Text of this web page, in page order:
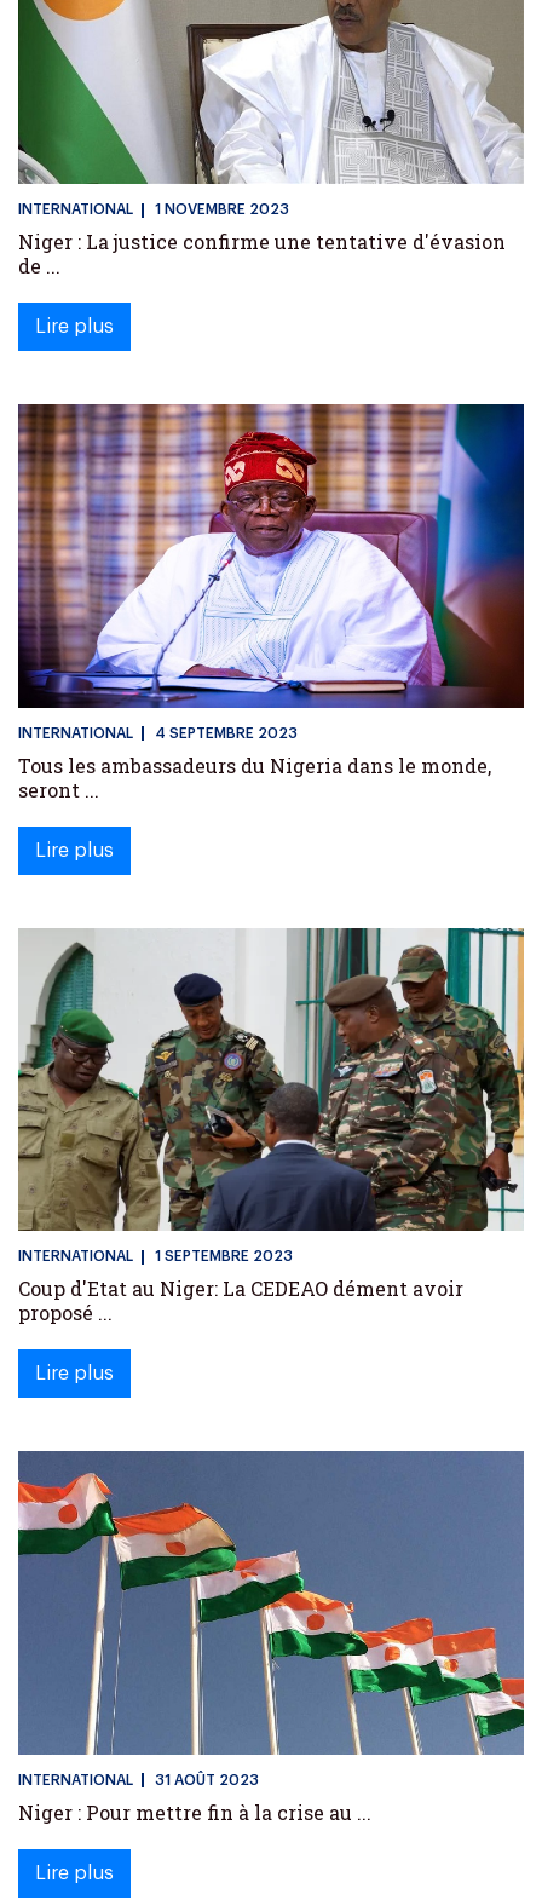
INTERNATIONAL 1 NOVEMBRE 2023
Niger : La justice confirme une tentative d'évasion
de ...
Lire plus
INTERNATIONAL 4 SEPTEMBRE 2023
Tous les ambassadeurs du Nigeria dans le monde,
seront ...
Lire plus
INTERNATIONAL 1 SEPTEMBRE 2023
Coup d'Etat au Niger: La CEDEAO dément avoir
proposé ...
Lire plus
INTERNATIONAL 31 AOÛT 2023
Niger : Pour mettre fin à la crise au ...
Lire plus